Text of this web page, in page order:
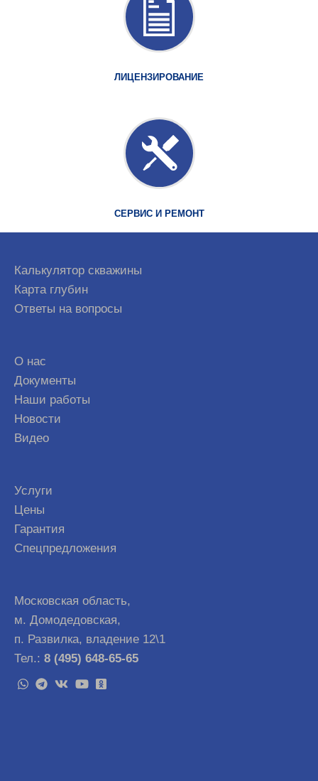
ЛИЦЕНЗИРОВАНИЕ
СЕРВИС И РЕМОНТ
Калькулятор скважины
Карта глубин
Ответы на вопросы
О нас
Документы
Наши работы
Новости
Видео
Услуги
Цены
Гарантия
Спецпредложения
Московская область,
м. Домодедовская,
п. Развилка, владение 12\1
Тел.: 8 (495) 648-65-65